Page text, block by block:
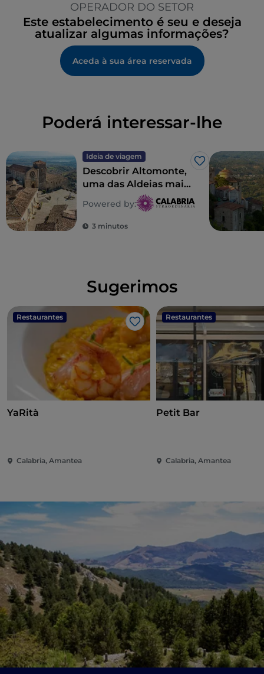
OPERADOR DO SETOR
Este estabelecimento é seu e deseja
atualizar algumas informações?
Aceda à sua área reservada
Poderá interessar-lhe
Ideia de viagem
Gosto
Descobrir Altomonte,
uma das Aldeias mais
belas de Itália
Powered by:
3 minutos
Sugerimos
Restaurantes
Gosto
YaRità
Calabria, Amantea
Restaurantes
Petit Bar
Calabria, Amantea